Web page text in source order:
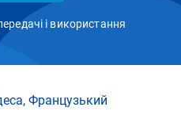
і використання
Французький